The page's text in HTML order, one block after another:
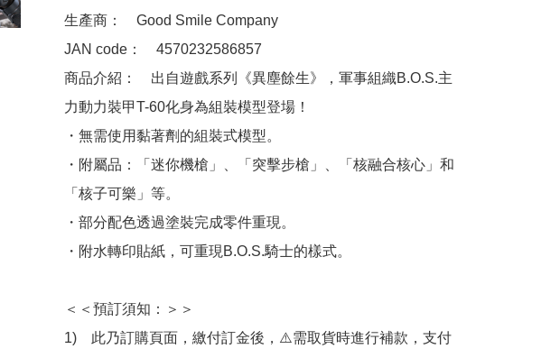
生產商：　Good Smile Company
JAN code：　4570232586857
商品介紹：　出自遊戲系列《異塵餘生》，軍事組織B.O.S.主
力動力裝甲T-60化身為組裝模型登場！
・無需使用黏著劑的組裝式模型。
・附屬品：「迷你機槍」、「突擊步槍」、「核融合核心」和
「核子可樂」等。
・部分配色透過塗裝完成零件重現。
・附水轉印貼紙，可重現B.O.S.騎士的樣式。
＜＜預訂須知：＞＞
1)　此乃訂購頁面，繳付訂金後，⚠️需取貨時進行補款，支付